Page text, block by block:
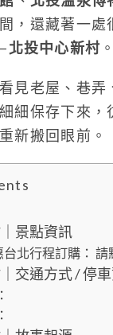
，還藏著一處
北投中心新村 。
見老屋、巷弄
細保存下來，
新搬回眼前。
景點資訊
北行程訂購： 請
交通方式 / 停